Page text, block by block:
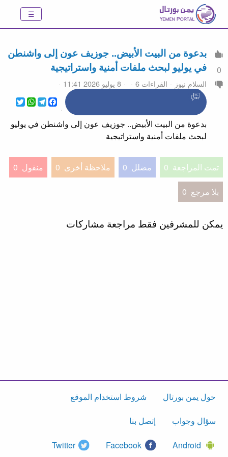
0
بدعوة من البيت الأبيض.. جوزيف عون إلى واشنطن
في يوليو لبحث ملفات أمنية واستراتيجية
السلام نيوز القراءات 6
8 يوليو 2026 11:41
Twitter
WhatsApp
Telegram
Facebook
بدعوة من البيت الأبيض.. جوزيف عون إلى واشنطن في يوليو
لبحث ملفات أمنية واستراتيجية
تمت المراجعة 0 مضلل 0 ملاحظة أخرى 0 منقول 0
بلا مرجع 0
يمكن للمشرفين فقط مراجعة مشاركات
حول يمن بورتال شروط استخدام الموقع
سؤال وجواب إتصل بنا
Android
Facebook
Twitter